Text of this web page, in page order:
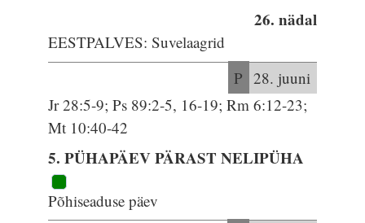
26. nädal
EESTPALVES: Suvelaagrid
P 28. juuni
Jr 28:5-9; Ps 89:2-5, 16-19; Rm 6:12-23;
Mt 10:40-42
5. PÜHAPÄEV PÄRAST NELIPÜHA
Põhiseaduse päev